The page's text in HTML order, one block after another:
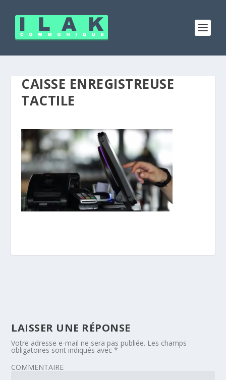
CAISSE ENREGISTREUSE
TACTILE
LAISSER UNE RÉPONSE
Votre adresse e-mail ne sera pas publiée. Les champs
obligatoires sont indiqués avec*
COMMENTAIRE